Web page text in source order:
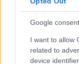
Google
I want to allow
related to
device
ορισμένοι
Πού ακριβώς
Πίσω από τη